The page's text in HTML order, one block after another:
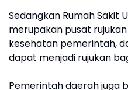
Sedangkan Rumah Sakit
merupakan pusat
kesehatan pemerintah,
dapat menjadi rujukan
Pemerintah daerah juga